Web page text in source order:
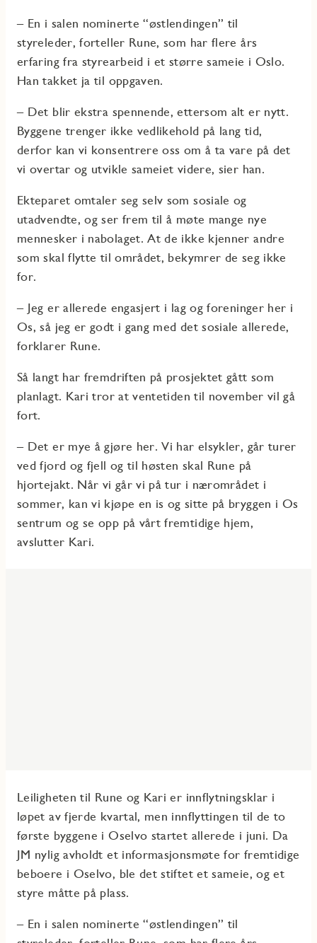
– En i salen nominerte “østlendingen” til
styreleder, forteller Rune, som har flere års
erfaring fra styrearbeid i et større sameie i Oslo.
Han takket ja til oppgaven.
– Det blir ekstra spennende, ettersom alt er nytt.
Byggene trenger ikke vedlikehold på lang tid,
derfor kan vi konsentrere oss om å ta vare på det
vi overtar og utvikle sameiet videre, sier han.
Ekteparet omtaler seg selv som sosiale og
utadvendte, og ser frem til å møte mange nye
mennesker i nabolaget. At de ikke kjenner andre
som skal flytte til området, bekymrer de seg ikke
for.
– Jeg er allerede engasjert i lag og foreninger her i
Os, så jeg er godt i gang med det sosiale allerede,
forklarer Rune.
Så langt har fremdriften på prosjektet gått som
planlagt. Kari tror at ventetiden til november vil gå
fort.
– Det er mye å gjøre her. Vi har elsykler, går turer
ved fjord og fjell og til høsten skal Rune på
hjortejakt. Når vi går vi på tur i nærområdet i
sommer, kan vi kjøpe en is og sitte på bryggen i Os
sentrum og se opp på vårt fremtidige hjem,
avslutter Kari.
Leiligheten til Rune og Kari er innflytningsklar i
løpet av fjerde kvartal, men innflyttingen til de to
første byggene i Oselvo startet allerede i juni. Da
JM nylig avholdt et informasjonsmøte for fremtidige
beboere i Oselvo, ble det stiftet et sameie, og et
styre måtte på plass.
– En i salen nominerte “østlendingen” til